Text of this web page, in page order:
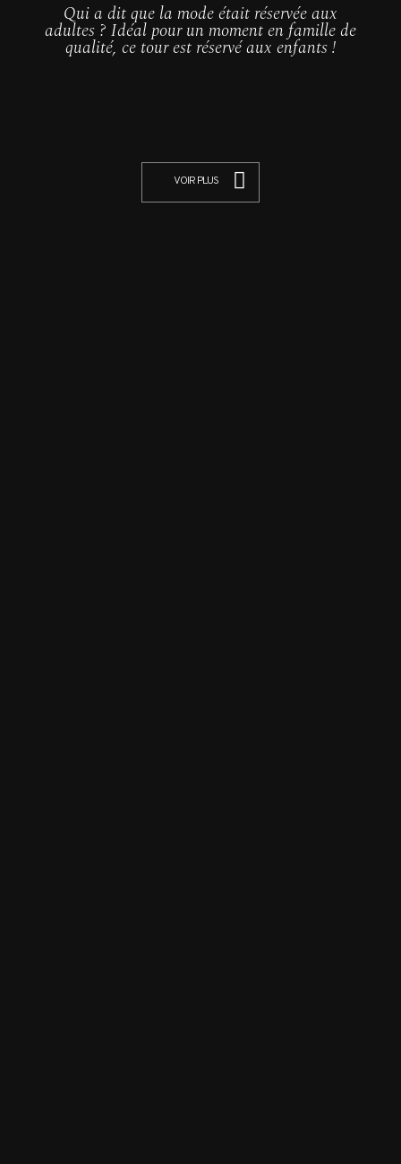
Qui a dit que la mode était réservée aux
adultes ? Idéal pour un moment en famille de
qualité, ce tour est réservé aux enfants !
VOIR PLUS